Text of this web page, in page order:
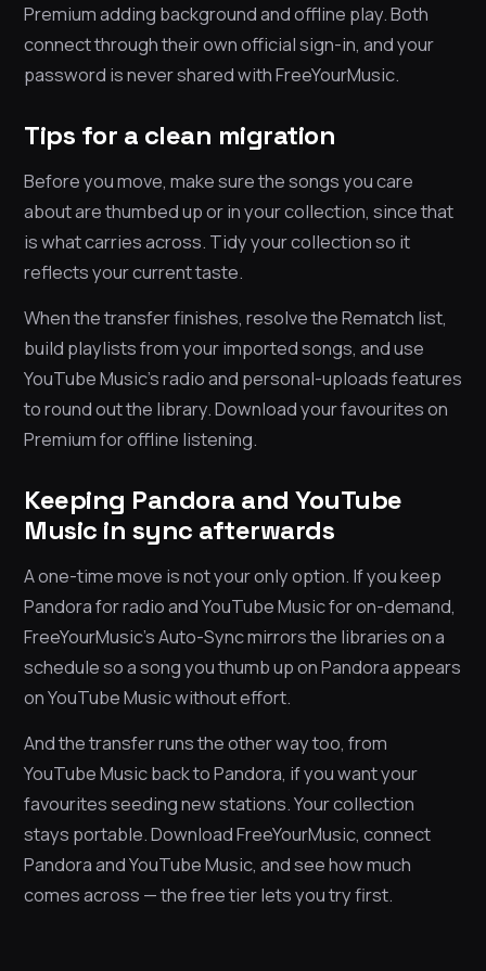
Premium adding background and offline play. Both
connect through their own official sign-in, and your
password is never shared with FreeYourMusic.
Tips for a clean migration
Before you move, make sure the songs you care
about are thumbed up or in your collection, since that
is what carries across. Tidy your collection so it
reflects your current taste.
When the transfer finishes, resolve the Rematch list,
build playlists from your imported songs, and use
YouTube Music’s radio and personal-uploads features
to round out the library. Download your favourites on
Premium for offline listening.
Keeping Pandora and YouTube
Music in sync afterwards
A one-time move is not your only option. If you keep
Pandora for radio and YouTube Music for on-demand,
FreeYourMusic’s Auto-Sync mirrors the libraries on a
schedule so a song you thumb up on Pandora appears
on YouTube Music without effort.
And the transfer runs the other way too, from
YouTube Music back to Pandora, if you want your
favourites seeding new stations. Your collection
stays portable. Download FreeYourMusic, connect
Pandora and YouTube Music, and see how much
comes across — the free tier lets you try first.